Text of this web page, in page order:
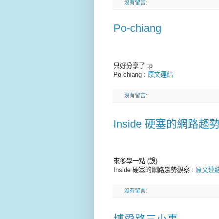
沒有留言:
Po-chiang
只好分享了 :p
Po-chiang : 原文連結
沒有留言:
Inside 硬塞的網路趨
來多學一點 (誤)
Inside 硬塞的網路趨勢觀察 : 原文連
沒有留言: